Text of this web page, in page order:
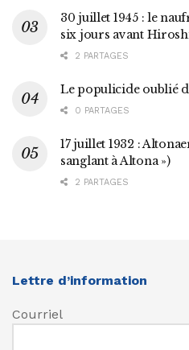
30 juillet 1945 : le
six jours avant
2 PARTAGES
Le populicide oublié
0 PARTAGES
17 juillet 1932 :
sanglant à Altona »)
2 PARTAGES
Lettre d’information
Courriel